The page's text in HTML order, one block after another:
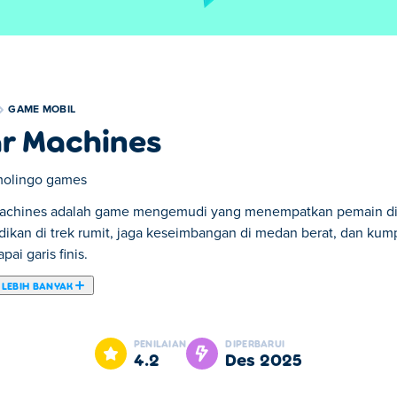
GAME MOBIL
Machines
games
adalah game mengemudi yang menempatkan pemain
di trek rumit, jaga keseimbangan di medan berat, dan
garis finis.
BANYAK
mengemudi dan membangun Anda! Sesuaikan mobil
Anda atau bersaing langsung dengan yang lain dalam
tantangan?
PENILAIAN
4.2
DIPERBARUI
Des 2025